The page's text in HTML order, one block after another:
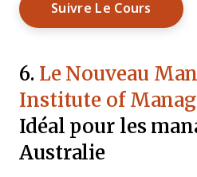
Suivre Le Cours
6. Le Nouveau
Institute of
Idéal pour les
Australie